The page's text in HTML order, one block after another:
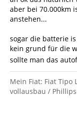
aber bei 70.000km
anstehen...
sogar die batterie
kein grund für die
sollte man das
Mein Fiat: Fiat Tipo
vollausbau /